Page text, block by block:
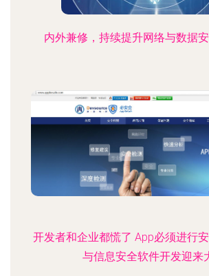
内外兼修，持续提升网络与数据
开发者和企业都慌了 App必须进行
与信息安全软件开发迎来